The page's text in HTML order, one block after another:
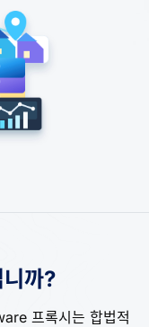
까?
프록시는 합법적